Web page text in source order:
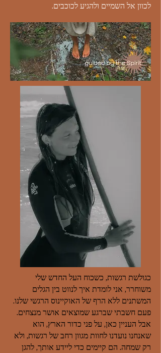
לכוון אל השמיים ולהגיע לכוכבים.
כגולשת רגשות, כשכוח העל החדש שלי
משוחרר, אני לומדת איך לנווט בין הגלים
המשתנים ללא הרף של האוקיינוס הרגשי שלנו.
פעם חשבתי שברגע שמוצאים אושר מנצחים.
אבל העניין כאן, על פני כדור הארץ, הוא
שאנחנו נועדנו לחוות מגוון רחב של רגשות, ולא
רק שמחה. הם קיימים כדי ליידע אותך, להגן